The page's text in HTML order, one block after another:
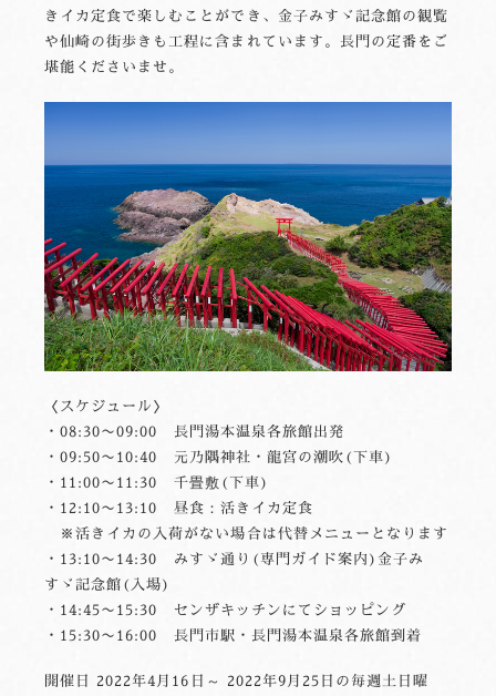
きイカ定食で楽しむことができ、金子みすゞ記念館の観覧
や仙崎の街歩きも工程に含まれています。長門の定番をご
堪能くださいませ。
〈スケジュール〉
・08:30〜09:00 長門湯本温泉各旅館出発
・09:50〜10:40 元乃隅神社・龍宮の潮吹(下車)
・11:00〜11:30 千畳敷(下車)
・12:10〜13:10 昼食：活きイカ定食
※活きイカの入荷がない場合は代替メニューとなります
・13:10〜14:30 みすゞ通り(専門ガイド案内)金子み
すゞ記念館(入場)
・14:45〜15:30 センザキッチンにてショッピング
・15:30〜16:00 長門市駅・長門湯本温泉各旅館到着
開催日 2022年4月16日～ 2022年9月25日の毎週土日曜